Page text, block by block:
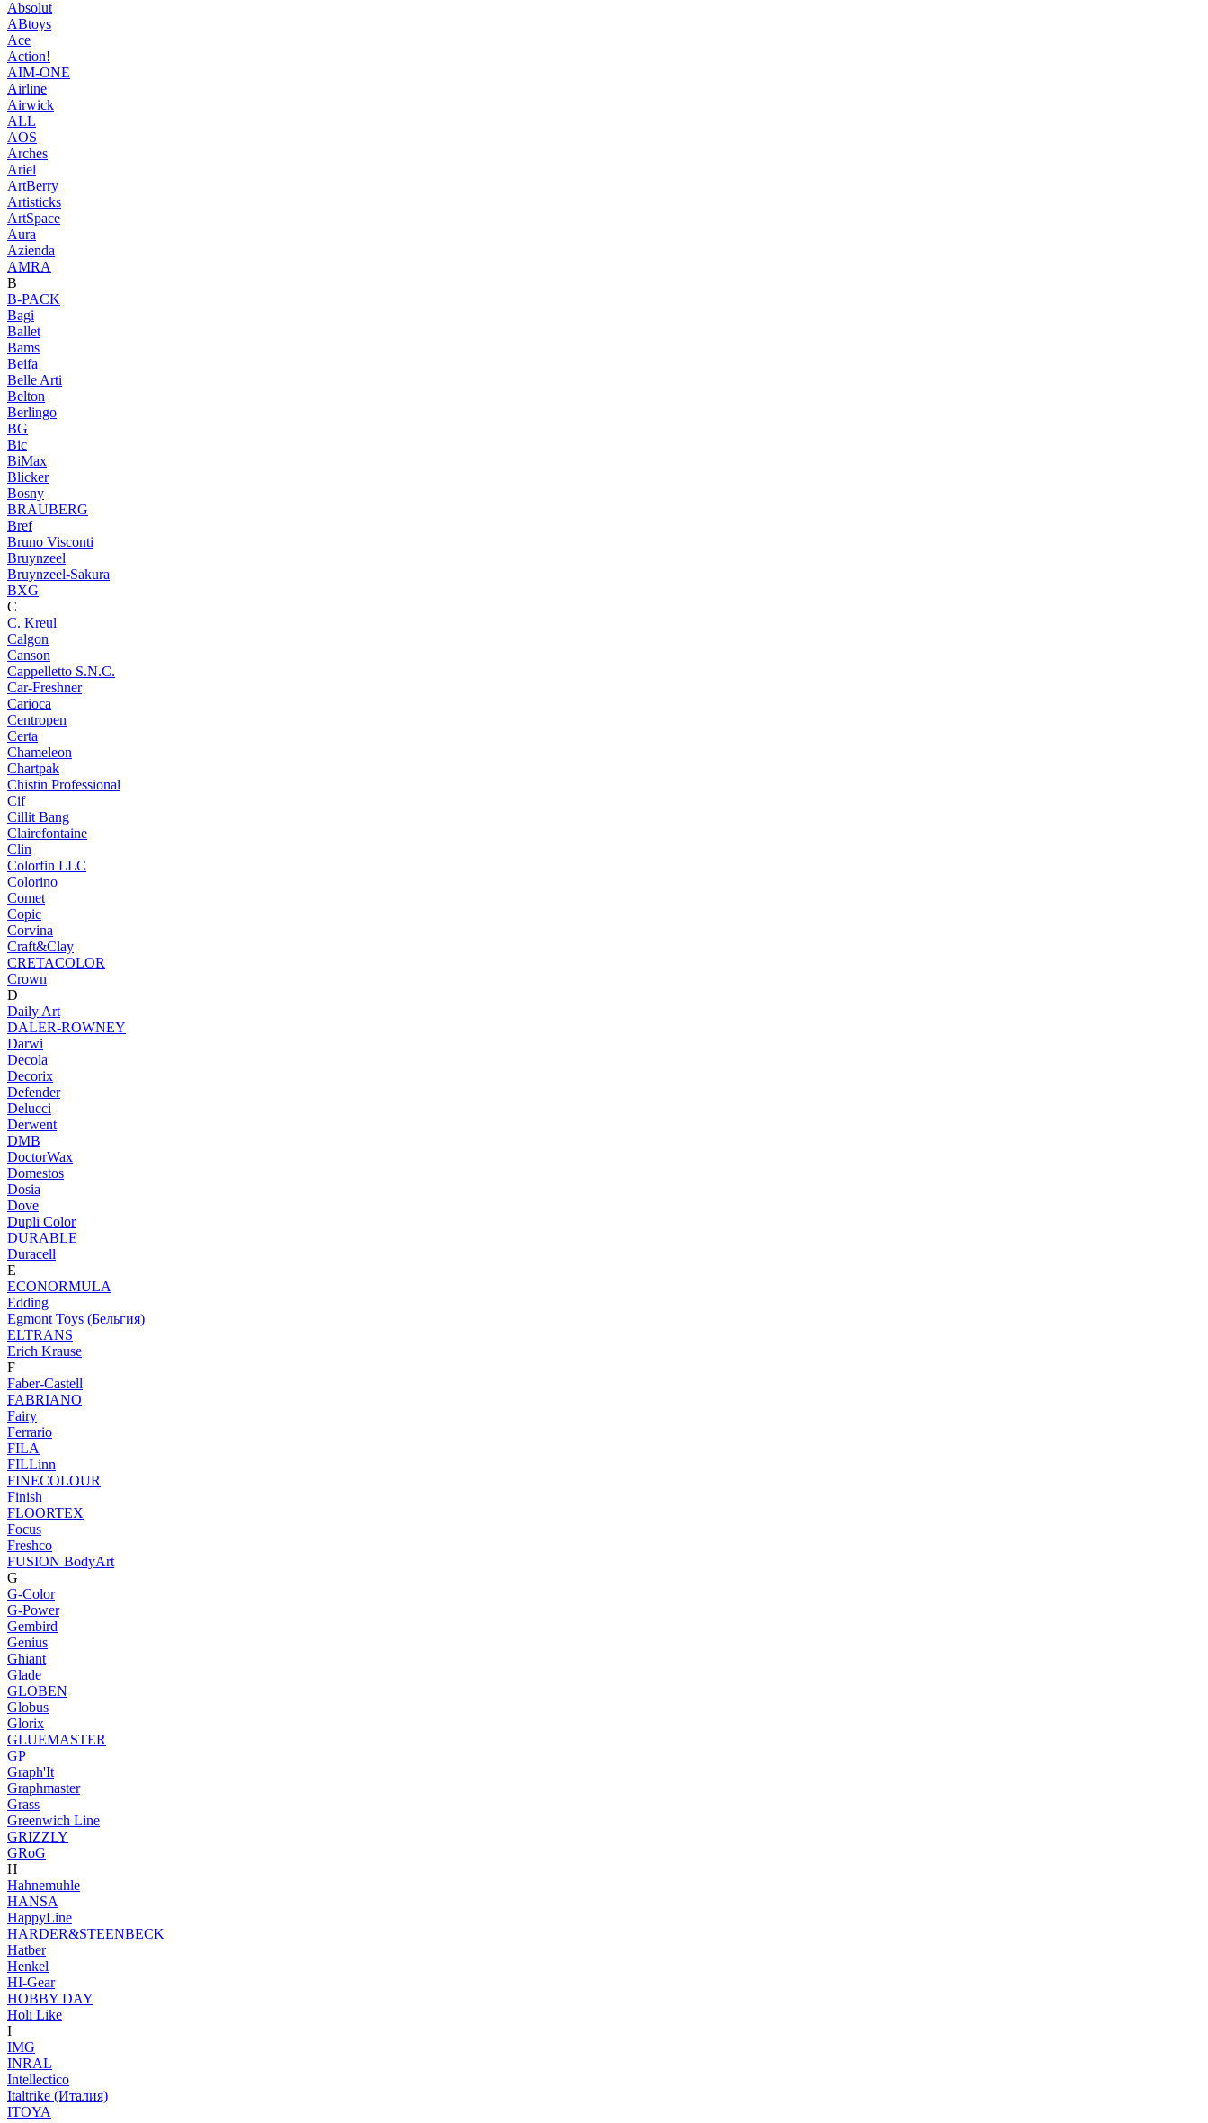
Absolut
ABtoys
Ace
Action!
AIM-ONE
Airline
Airwick
ALL
AOS
Arches
Ariel
ArtBerry
Artisticks
ArtSpace
Aura
Azienda
AМRA
B
B-PACK
Bagi
Ballet
Bams
Beifa
Belle Arti
Belton
Berlingo
BG
Bic
BiMax
Blicker
Bosny
BRAUBERG
Bref
Bruno Visconti
Bruynzeel
Bruynzeel-Sakura
BXG
C
C. Kreul
Calgon
Canson
Cappelletto S.N.C.
Car-Freshner
Carioca
Centropen
Certa
Chameleon
Chartpak
Chistin Professional
Cif
Cillit Bang
Clairefontaine
Clin
Colorfin LLC
Colorino
Comet
Copic
Corvina
Craft&Clay
CRETACOLOR
Crown
D
Daily Art
DALER-ROWNEY
Darwi
Decola
Decorix
Defender
Delucci
Derwent
DMB
DoctorWax
Domestos
Dosia
Dove
Dupli Color
DURABLE
Duracell
E
ECONORMULA
Edding
Egmont Toys (Бельгия)
ELTRANS
Erich Krause
F
Faber-Castell
FABRIANO
Fairy
Ferrario
FILA
FILLinn
FINECOLOUR
Finish
FLOORTEX
Focus
Freshco
FUSION BodyArt
G
G-Color
G-Power
Gembird
Genius
Ghiant
Glade
GLOBEN
Globus
Glorix
GLUEMASTER
GP
Graph'It
Graphmaster
Grass
Greenwich Line
GRIZZLY
GRoG
H
Hahnemuhle
HANSA
HappyLine
HARDER&STEENBECK
Hatber
Henkel
HI-Gear
HOBBY DAY
Holi Like
I
IMG
INRAL
Intellectico
Italtrike (Италия)
ITOYA